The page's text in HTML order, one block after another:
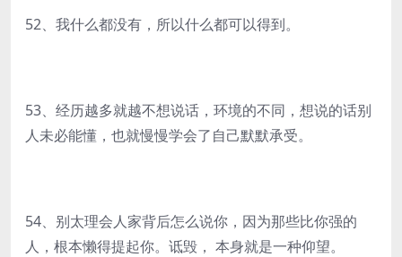
52、我什么都没有，所以什么都可以得到。
53、经历越多就越不想说话，环境的不同，想说的话别
人未必能懂，也就慢慢学会了自己默默承受。
54、别太理会人家背后怎么说你，因为那些比你强的
人，根本懒得提起你。诋毁， 本身就是一种仰望。